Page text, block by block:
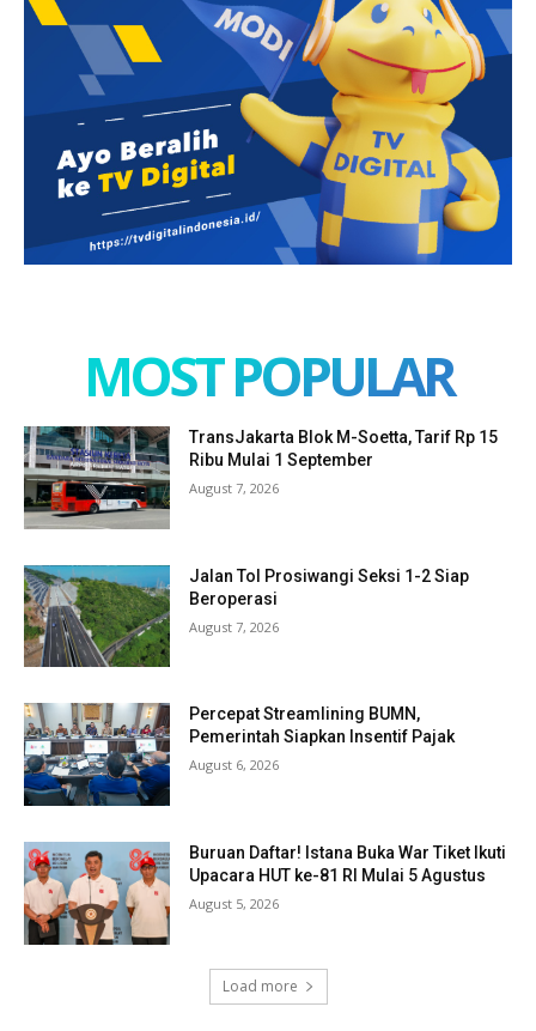
MOST POPULAR
TransJakarta Blok M-Soetta, Tarif Rp 15
Ribu Mulai 1 September
August 7, 2026
Jalan Tol Prosiwangi Seksi 1-2 Siap
Beroperasi
August 7, 2026
Percepat Streamlining BUMN,
Pemerintah Siapkan Insentif Pajak
August 6, 2026
Buruan Daftar! Istana Buka War Tiket Ikuti
Upacara HUT ke-81 RI Mulai 5 Agustus
August 5, 2026
Load more